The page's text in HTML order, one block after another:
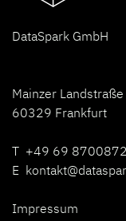
DataSpark GmbH
Mainzer
60329 Frankfurt
T +49 69
E
Impressum